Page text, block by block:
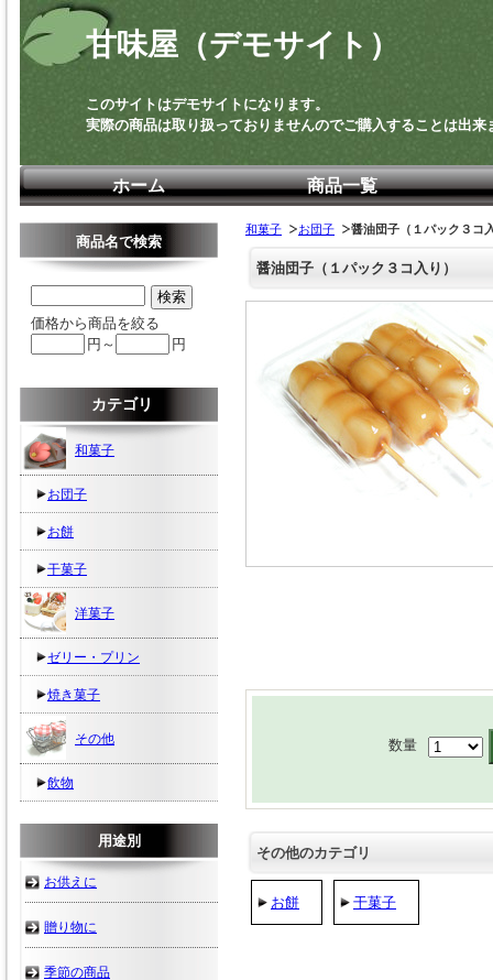
甘味屋（デモサイト）
このサイトはデモサイトになります。
実際の商品は取り扱っておりませんのでご購入することは出来
ホーム 商品一覧
和菓子 お団子 醤油団子（１パック３コ
醤油団子（１パック３コ入り）
数量
その他のカテゴリ
お餅 干菓子
商品名で検索
価格から商品を絞る
円～
円
カテゴリ
和菓子
お団子
お餅
干菓子
洋菓子
ゼリー・プリン
焼き菓子
その他
飲物
用途別
お供えに
贈り物に
季節の商品